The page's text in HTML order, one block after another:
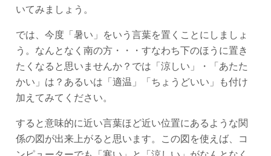
いてみましょう。
では、今度「暑い」をいう言葉を置くことにしましょ
う。なんとなく南の方・・・すなわち下のほうに置き
たくなると思いませんか？では「涼しい」・「あたた
かい」は？あるいは「適温」「ちょうどいい」も付け
加えてみてください。
すると意味的に近い言葉ほど近い位置にあるような関
係の図が出来上がると思います。この図を使えば、コ